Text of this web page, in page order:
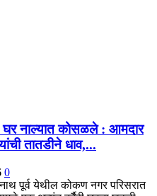
नाल्यात कोसळले : आमदार
तातडीने धाव,...
0
पूर्व येथील कोकण नगर परिसरात